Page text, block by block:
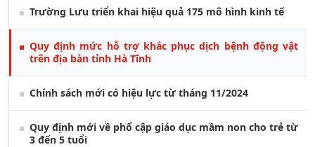
Trường Lưu triển khai hiệu quả 175 mô hình kinh tế
Quy định mức hỗ trợ khắc phục dịch bệnh động vật
trên địa bàn tỉnh Hà Tĩnh
Chính sách mới có hiệu lực từ tháng 11/2024
Quy định mới về phổ cập giáo dục mầm non cho trẻ từ
3 đến 5 tuổi